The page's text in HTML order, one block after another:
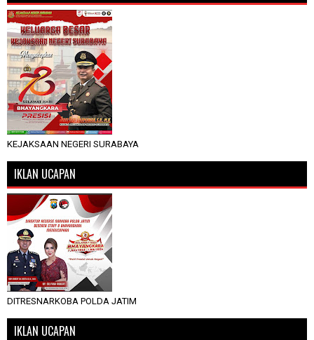
KEJAKSAAN NEGERI SURABAYA
IKLAN UCAPAN
DITRESNARKOBA POLDA JATIM
IKLAN UCAPAN